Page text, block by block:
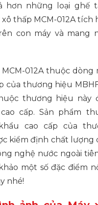
hơn những loại ghế
thấp MCM-012A tích
con máy và mang
012A thuộc dòng
của thương hiệu
thương hiệu này
cấp. Sản phẩm
cao cấp của
kiểm định chất lượng
nghệ nước ngoài
một số đặc điểm
nhé!